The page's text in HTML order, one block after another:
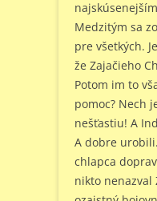
Medzitým sa
pre všetkých.
že Zajačieho
Potom im to
pomoc? Nech
nešťastiu! A
A dobre
chlapca
nikto nenazval